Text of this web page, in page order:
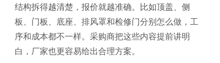
结构拆得越清楚，报价就越准确。比如顶盖、侧
板、门板、底座、排风罩和检修门分别怎么做，工
序和成本都不一样。采购商把这些内容提前讲明
白，厂家也更容易给出合理方案。